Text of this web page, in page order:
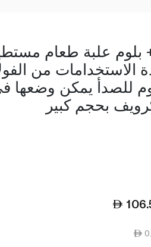
بلوم علبة طعام
الاستخدامات من
للصدأ يمكن وضعها
بحجم كبير